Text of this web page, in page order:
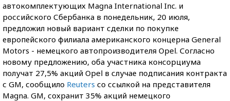
автокомплектующих Magna International Inc. и
российского Сбербанка в понедельник, 20 июля,
предложил новый вариант сделки по покупке
европейского филиала американского концерна General
Motors - немецкого автопроизводителя Opel. Согласно
новому предложению, оба участника консорциума
получат 27,5% акций Opel в случае подписания контракта
с GM, сообщило Reuters со ссылкой на представителя
Magna. GM, сохранит 35% акций немецкого